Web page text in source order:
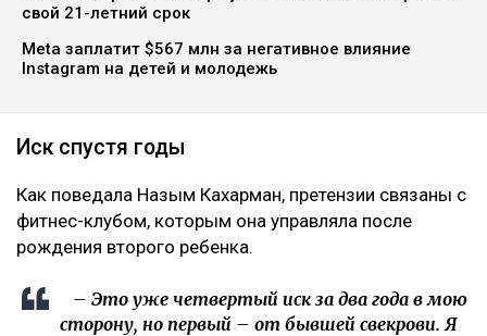
свой 21-летний срок
Meta заплатит $567 млн за негативное влияние
Instagram на детей и молодежь
Иск спустя годы
Как поведала Назым Кахарман, претензии связаны с
фитнес-клубом, которым она управляла после
рождения второго ребенка.
– Это уже четвертый иск за два года в мою
сторону, но первый – от бывшей свекрови. Я